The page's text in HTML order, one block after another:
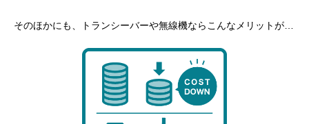
そのほかにも、トランシーバーや無線機ならこんなメリットが…